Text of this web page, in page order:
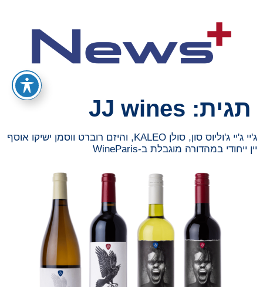
תגית: JJ wines
ג'יי ג'יי ג'וליוס סון, סולן KALEO, והיזם רוברט ווסמן ישיקו אוסף
יין ייחודי במהדורה מוגבלת ב-WineParis